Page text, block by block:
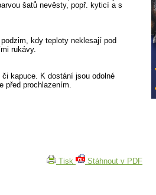
šatů nevěsty, popř. kyticí a s
kdy teploty neklesají pod
rukávy.
kapuce. K dostání jsou odolné
před prochlazením.
Tisk Stáhnout v PDF